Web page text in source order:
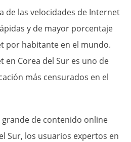
de las velocidades de Internet
y de mayor porcentaje
por habitante en el mundo.
Corea del Sur es uno de
más censurados en el
de contenido online
Sur, los usuarios expertos en